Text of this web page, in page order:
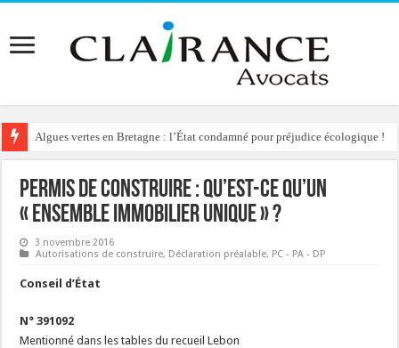
Algues vertes en Bretagne : l’État condamné pour préjudice écologique !
Permis de construire : qu’est-ce qu’un
« ensemble immobilier unique » ?
3 novembre 2016
Autorisations de construire, Déclaration préalable, PC - PA - DP
Conseil d’État
N° 391092
Mentionné dans les tables du recueil Lebon